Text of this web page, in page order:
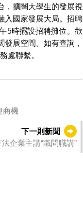
，擴闊大學生的發展視
入國家發展大局。招聘
5時擺設招聘攤位。歡
展空間。如有查詢，
處聯繫。
商機
下一則新聞
企業主講“職問職講”